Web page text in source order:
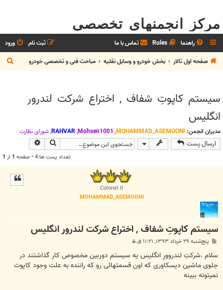
مرکز انجمنهای تخصصی
راهنما Rules تماس با ما ورود
ثبت نام
صفحه اول تالار
بخش خودرو و وسايل نقليه مباحث فنی و تخصصی خودرو
س
سیستم کاپوتِ شفاف , اختراع شرکت لندرور
انگلیس
مدیران انجمن: MOHAMMAD_ASEMOONI
,
Mohsen1001
,
RAHVAR
,شوراي نظارت
ارسال پست جستجو
تعداد پست ها:4 • صفحه 1 از 1
Colonel II
MOHAMMAD_ASEMOONI
سیستم کاپوتِ شفاف , اختراع شرکت لندرور انگلیس
س
ت
پنج‌شنبه ۲۹ خرداد ۱۳۹۳, ۱۱:۲۱ ق.ظ
سلام .شرکتِ لندروورِ انگلیس یه سیستم دوربین مخصوص کار گذاشتند در
جلوی ماشین دیسکاوری که اون قسمتهائی رو که راننده به علت وجود کاپوت
نمیتونه ببینه